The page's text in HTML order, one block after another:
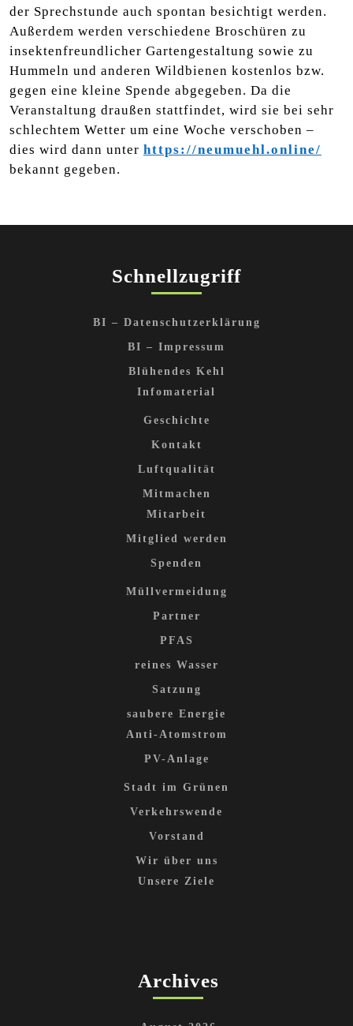
der Sprechstunde auch spontan besichtigt werden.
Außerdem werden verschiedene Broschüren zu
insektenfreundlicher Gartengestaltung sowie zu
Hummeln und anderen Wildbienen kostenlos bzw.
gegen eine kleine Spende abgegeben. Da die
Veranstaltung draußen stattfindet, wird sie bei sehr
schlechtem Wetter um eine Woche verschoben –
dies wird dann unter https://neumuehl.online/
bekannt gegeben.
Schnellzugriff
BI – Datenschutzerklärung
BI – Impressum
Blühendes Kehl
Infomaterial
Geschichte
Kontakt
Luftqualität
Mitmachen
Mitarbeit
Mitglied werden
Spenden
Müllvermeidung
Partner
PFAS
reines Wasser
Satzung
saubere Energie
Anti-Atomstrom
PV-Anlage
Stadt im Grünen
Verkehrswende
Vorstand
Wir über uns
Unsere Ziele
Archives